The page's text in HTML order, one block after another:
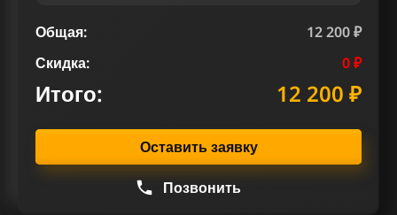
Общая:
12 200 ₽
Скидка:
0 ₽
Итого: 12 200 ₽
Оставить заявку
Позвонить